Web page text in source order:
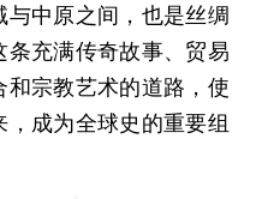
中原之间，也是丝绸
充满传奇故事、贸易
宗教艺术的道路，使
成为全球史的重要组